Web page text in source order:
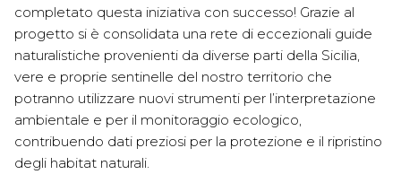
completato questa iniziativa con successo! Grazie al
progetto si è consolidata una rete di eccezionali guide
naturalistiche provenienti da diverse parti della Sicilia,
vere e proprie sentinelle del nostro territorio che
potranno utilizzare nuovi strumenti per l’interpretazione
ambientale e per il monitoraggio ecologico,
contribuendo dati preziosi per la protezione e il ripristino
degli habitat naturali.